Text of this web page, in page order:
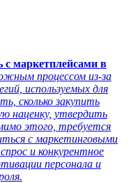
с маркетплейсами в
процессом из-за
используемых для
сколько закупить
наценку, утвердить
этого, требуется
с маркетинговыми
и конкурентное
персонала и